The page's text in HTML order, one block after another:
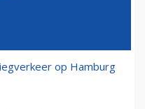
Lelystad Airport:
op Hamburg